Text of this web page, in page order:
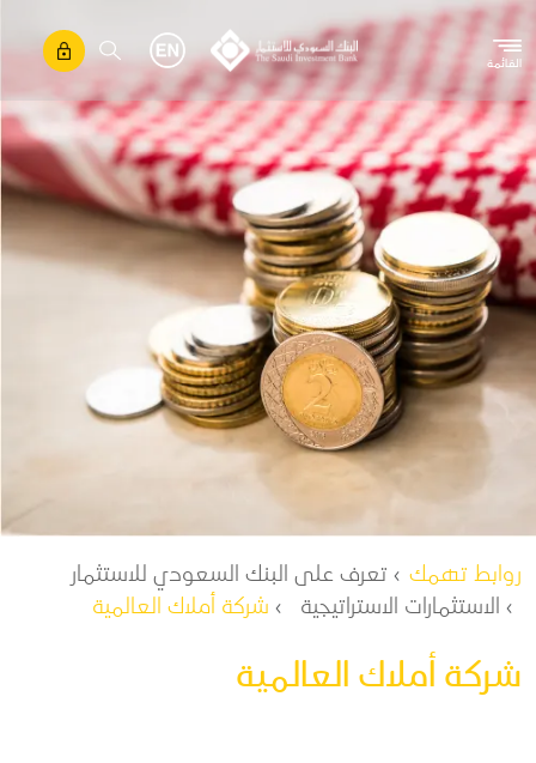
تجاوز إلى المحتوى الرئيسي
القائمة
مسار التنقل
روابط تهمك تعرف على البنك السعودي للاستثمار
الاستثمارات الاستراتيجية
شركة أملاك العالمية
شركة أملاك العالمية